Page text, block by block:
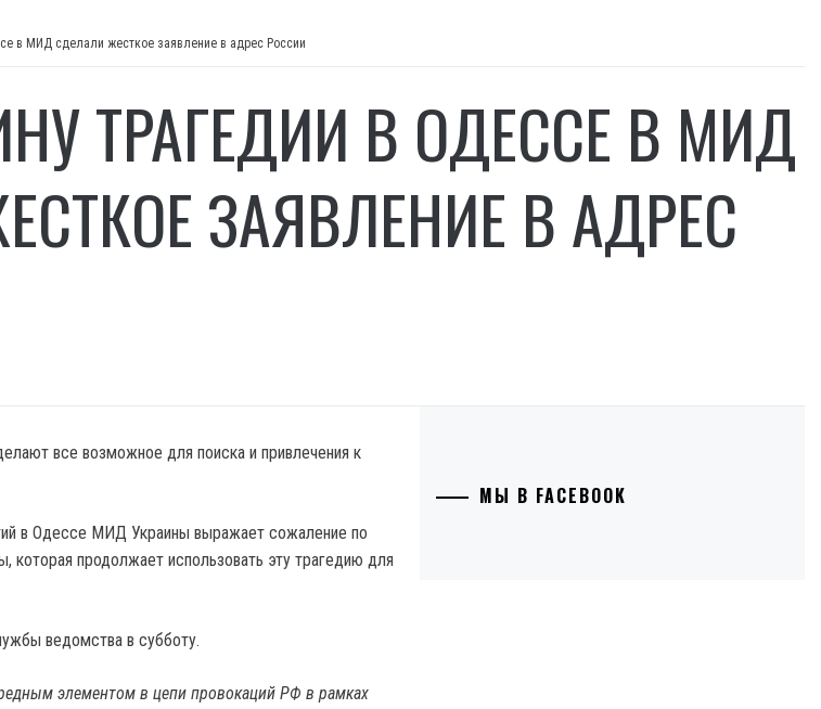
в МИД сделали жесткое заявление в адрес России
ТРАГЕДИИ В ОДЕССЕ В МИД
ЗАЯВЛЕНИЕ В АДРЕС
все возможное для поиска и привлечения к
в Одессе МИД Украины выражает сожаление по
которая продолжает использовать эту трагедию для
ведомства в субботу.
элементом в цепи провокаций РФ в рамках
МЫ В FACEBOOK